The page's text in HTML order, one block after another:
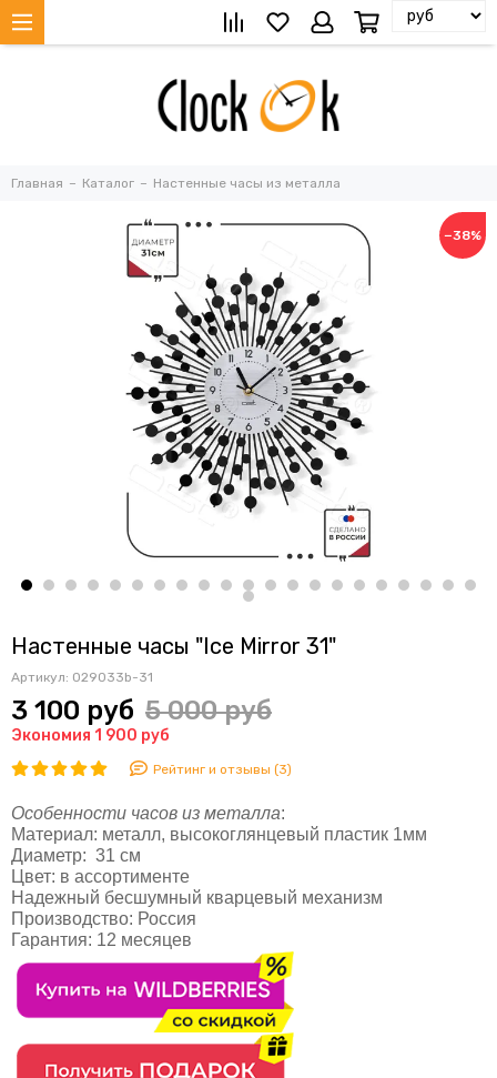
Главная Каталог Настенные часы из металла
−38%
Настенные часы "Ice Mirror 31"
Артикул: 029033b-31
3 100 руб 5 000 руб
Экономия 1 900 руб
Рейтинг и отзывы (3)
Особенности часов из металла:
Материал: металл, высокоглянцевый пластик 1мм
Диаметр: 31 см
Цвет: в ассортименте
Надежный бесшумный кварцевый механизм
Производство: Россия
Гарантия: 12 месяцев